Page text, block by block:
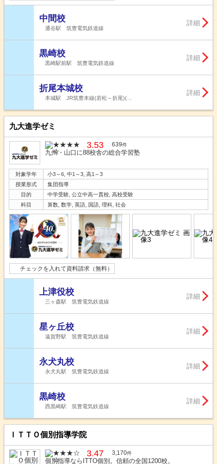
中間校
通谷駅 筑豊電気鉄道線
詳細
黒崎校
黒崎駅前駅 筑豊電気鉄道線
詳細
折尾本城校
本城駅 JR筑豊本線(若松～折尾)(…
詳細
九大進学ゼミ
3.53 639件
九州・山口に88校舎の総合学習塾
対象学年
小3～6, 中1～3, 高1～3
授業形式
集団指導
目的
中学受験, 公立中高一貫校, 高校受験
科目
算数, 数学, 英語, 国語, 理科, 社会
チェックを入れて資料請求（無料）
上津役校
三ヶ森駅 筑豊電気鉄道線
詳細
星ヶ丘校
遠賀野駅 筑豊電気鉄道線
詳細
永犬丸校
永犬丸駅 筑豊電気鉄道線
詳細
黒崎校
西黒崎駅 筑豊電気鉄道線
詳細
ＩＴＴＯ個別指導学院
3.47 3,170件
個別指導ならITTO個別。信頼の全国1200校。